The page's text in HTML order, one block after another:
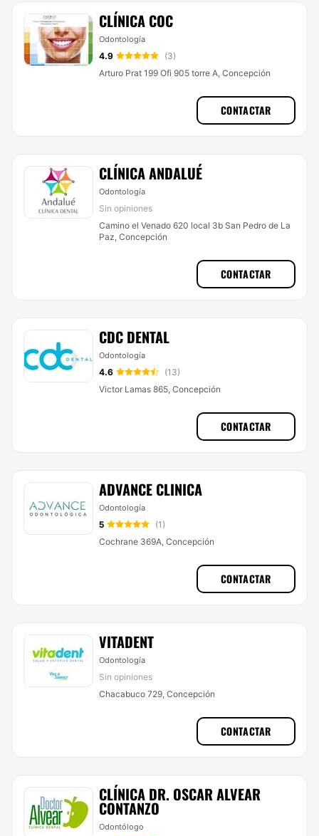
CLÍNICA COC
Odontología
4.9
(3)
Arturo Prat 199 Ofi 905 torre A, Concepción
CONTACTAR
CLÍNICA ANDALUÉ
Odontología
Sin opiniones
Camino el Venado 620 local 3b San Pedro de La
Paz, Concepción
CONTACTAR
CDC DENTAL
Odontología
4.6
(13)
Victor Lamas 865, Concepción
CONTACTAR
ADVANCE CLINICA
Odontología
5
(1)
Cochrane 369A, Concepción
CONTACTAR
VITADENT
Odontología
Sin opiniones
Chacabuco 729, Concepción
CONTACTAR
CLÍNICA DR. OSCAR ALVEAR
CONTANZO
Odontólogo